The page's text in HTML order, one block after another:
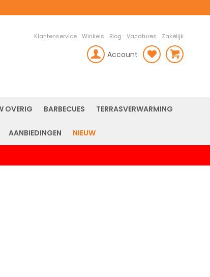
Klantenservice Winkels Blog Vacatures Zakelijk
Account
OVERIG BARBECUES TERRASVERWARMING
AANBIEDINGEN NIEUW